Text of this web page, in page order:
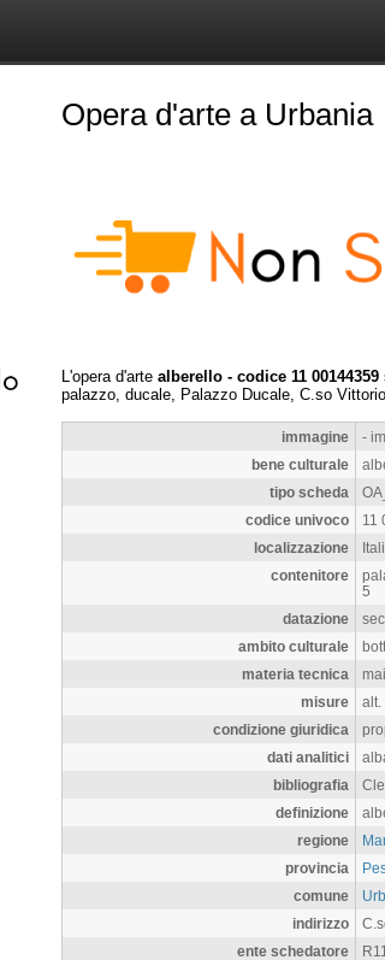
Opera d'arte a Urbania
L'opera d'arte alberello - codice 11 00144359
palazzo, ducale, Palazzo Ducale, C.so
immagine
-
bene culturale
tipo scheda
codice univoco
11
localizzazione
contenitore
5
datazione
ambito culturale
materia tecnica
misure
alt.
condizione giuridica
dati analitici
bibliografia
definizione
regione
provincia
comune
indirizzo
ente schedatore
R11